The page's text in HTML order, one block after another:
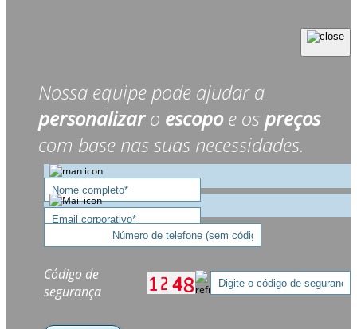
Nossa equipe pode ajudar a
personalizaro escopoe ospreços
com base nas suas necessidades.
Código de
segurança